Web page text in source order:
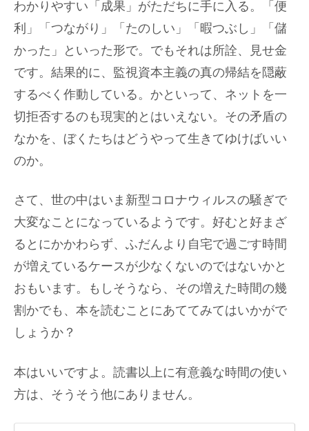
わかりやすい「成果」がただちに手に入る。「便
利」「つながり」「たのしい」「暇つぶし」「儲
かった」といった形で。でもそれは所詮、見せ金
です。結果的に、監視資本主義の真の帰結を隠蔽
するべく作動している。かといって、ネットを一
切拒否するのも現実的とはいえない。その矛盾の
なかを、ぼくたちはどうやって生きてゆけばいい
のか。
さて、世の中はいま新型コロナウィルスの騒ぎで
大変なことになっているようです。好むと好まざ
るとにかかわらず、ふだんより自宅で過ごす時間
が増えているケースが少なくないのではないかと
おもいます。もしそうなら、その増えた時間の幾
割かでも、本を読むことにあててみてはいかがで
しょうか？
本はいいですよ。読書以上に有意義な時間の使い
方は、そうそう他にありません。